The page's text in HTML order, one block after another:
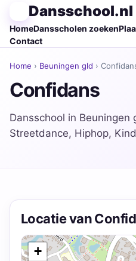
Dansschool.nl
HomeDansscholen zoeken
Contact
Home › Beuningen gld ›
Confidans
Dansschool in Beuningen
Streetdance, Hiphop,
Locatie van
+